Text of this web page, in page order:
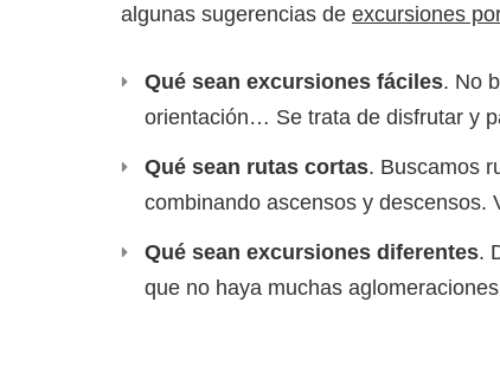
algunas sugerencias de excursiones
Qué sean excursiones fáciles. No
orientación… Se trata de disfrutar y
Qué sean rutas cortas. Buscamos
combinando ascensos y descensos.
Qué sean excursiones diferentes.
que no haya muchas